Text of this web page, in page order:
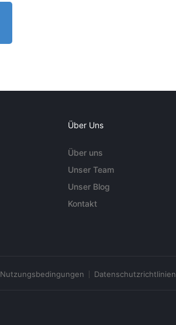
Über Uns
Über uns
Unser Team
Unser Blog
Kontakt
Nutzungsbedingungen Datenschutzrichtlinien